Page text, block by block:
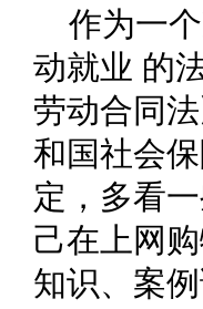
作为一
动就业 的
劳动合同
和国社会
定，多看
己在上网
知识、案